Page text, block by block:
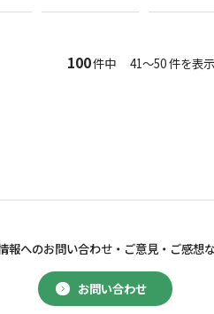
100件中 41～50 件を表示
お問い合わせ
報へのお問い合わせ・ ご意見・ご感想